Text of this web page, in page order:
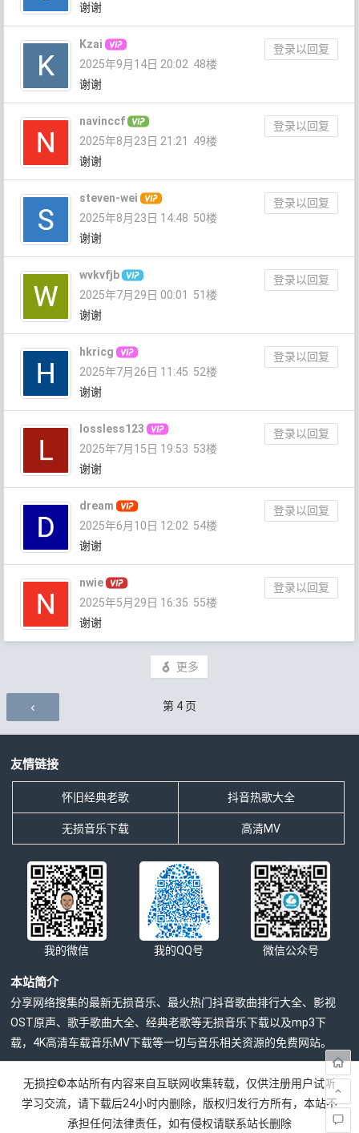
谢谢
Kzai
登录以回复
2025年9月14日 20:02 48楼
谢谢
navinccf
登录以回复
2025年8月23日 21:21
49楼
谢谢
steven-wei
登录以回复
2025年8月23日 14:48 50楼
谢谢
wvkvfjb
登录以回复
2025年7月29日 00:01
51楼
谢谢
hkricg
登录以回复
2025年7月26日 11:45 52楼
谢谢
lossless123
登录以回复
2025年7月15日 19:53 53楼
谢谢
dream
登录以回复
2025年6月10日 12:02 54楼
谢谢
nwie
登录以回复
2025年5月29日 16:35 55楼
谢谢
更多
评论导航 第 4页
友情链接
怀旧经典老歌 抖音热歌大全
无损音乐下载 高清MV
我的微信 我的QQ号 微信公众号
本站简介
分享网络搜集的最新无损音乐、最火热门抖音歌曲排行大全、影视
OST原声、歌手歌曲大全、经典老歌等无损音乐下载以及mp3下
载，4K高清车载音乐MV下载等一切与音乐相关资源的免费网站。
无损控©本站所有内容来自互联网收集转载，仅供注册用户试听
学习交流，请下载后24小时内删除，版权归发行方所有，本站不
承担任何法律责任，如有侵权请联系站长删除